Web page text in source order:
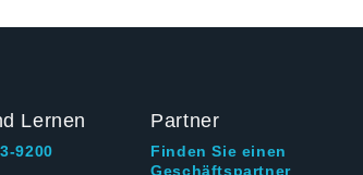
Lernen
9200
Partner
Finden Sie einen
Geschäftspartner